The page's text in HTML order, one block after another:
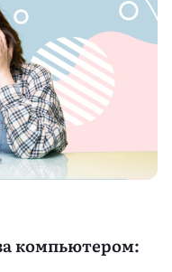
компьютером: